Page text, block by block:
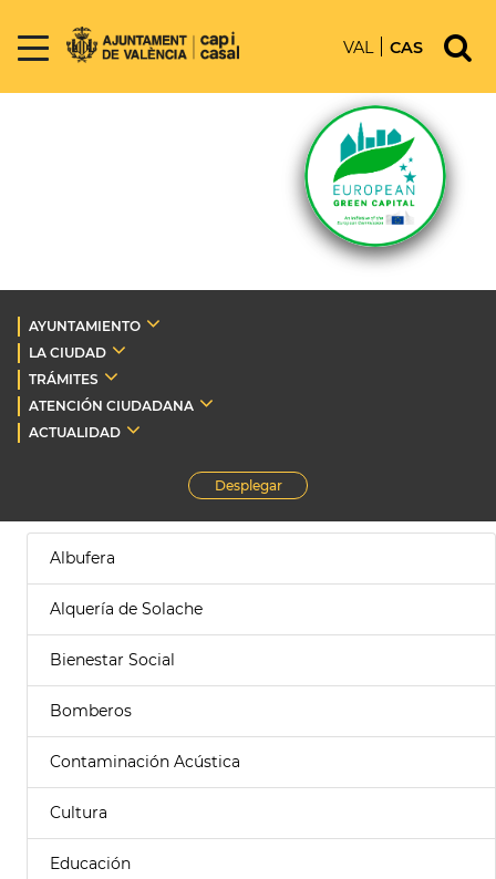
VAL CAS
AYUNTAMIENTO
LA CIUDAD
TRÁMITES
ATENCIÓN CIUDADANA
ACTUALIDAD
Desplegar
Albufera
Alquería de Solache
Bienestar Social
Bomberos
Contaminación Acústica
Cultura
Educación